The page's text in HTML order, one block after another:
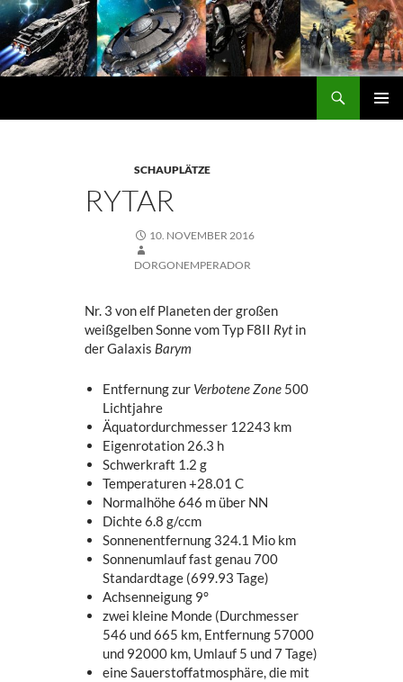
Zum
Inhalt
springen
SCHAUPLÄTZE
RYTAR
10. NOVEMBER 2016
DORGONEMPERADOR
Nr. 3 von elf Planeten der großen
weißgelben Sonne vom Typ F8II Rytin
der Galaxis Barym
Entfernung zur Verbotene Zone 500
Lichtjahre
Äquatordurchmesser 12243 km
Eigenrotation 26.3 h
Schwerkraft 1.2 g
Temperaturen +28.01 C
Normalhöhe 646 m über NN
Dichte 6.8 g/ccm
Sonnenentfernung 324.1 Mio km
Sonnenumlauf fast genau 700
Standardtage (699.93 Tage)
Achsenneigung 9°
zwei kleine Monde (Durchmesser
546 und 665 km, Entfernung 57000
und 92000 km, Umlauf 5 und 7 Tage)
eine Sauerstoffatmosphäre, die mit